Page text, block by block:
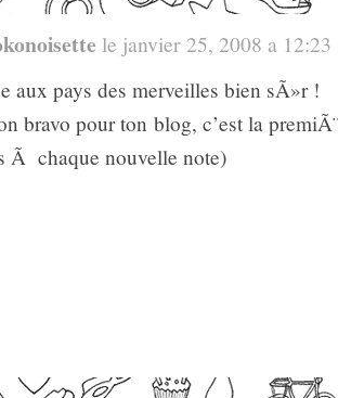
le janvier 25, 2008 a 12:23
aux pays des merveilles bien sÃ»r !
bravo pour ton blog, c’est la
Ã chaque nouvelle note)